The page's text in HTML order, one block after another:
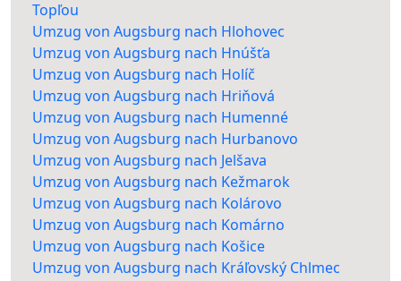
Topľou
Umzug von Augsburg nach Hlohovec
Umzug von Augsburg nach Hnúšťa
Umzug von Augsburg nach Holíč
Umzug von Augsburg nach Hriňová
Umzug von Augsburg nach Humenné
Umzug von Augsburg nach Hurbanovo
Umzug von Augsburg nach Jelšava
Umzug von Augsburg nach Kežmarok
Umzug von Augsburg nach Kolárovo
Umzug von Augsburg nach Komárno
Umzug von Augsburg nach Košice
Umzug von Augsburg nach Kráľovský Chlmec